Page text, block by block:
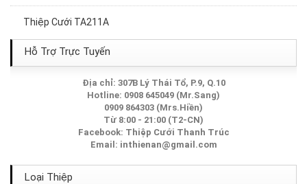
Thiệp Cưới TA211A
Thiệp Cưới TA248A
Thiệp cưới TA 292
Thiệp Cưới TA256A
Thiệp cưới TA309
Thiệp Cưới TA054
Hỗ Trợ Trực Tuyến
Địa chỉ: 307B Lý Thái Tổ, P.9, Q.10
Hotline: 0908 645049 (Mr.Sang)
0909 864303 (Mrs.Hiền)
Từ 8:00 - 21:00 (T2-CN)
Facebook: Thiệp Cưới Thanh Trúc
Email: inthienan@gmail.com
Loại Thiệp